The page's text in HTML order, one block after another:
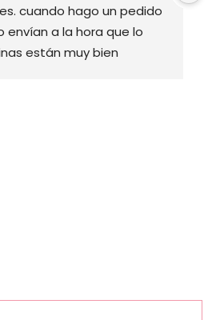
cuando hago un pedido
envían a la hora que lo
están muy bien